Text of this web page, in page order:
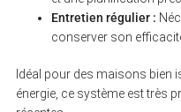
Entretien régulier :
conserver son
Idéal pour des maisons bien
énergie, ce système est très
S
e